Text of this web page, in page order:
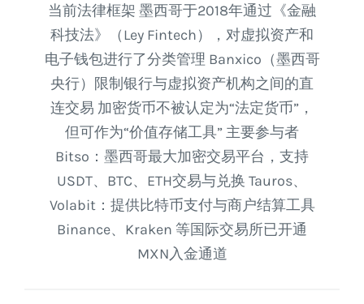
当前法律框架 墨西哥于2018年通过《金融
科技法》（Ley Fintech），对虚拟资产和
电子钱包进行了分类管理 Banxico（墨西哥
央行）限制银行与虚拟资产机构之间的直
连交易 加密货币不被认定为“法定货币”，
但可作为“价值存储工具” 主要参与者
Bitso：墨西哥最大加密交易平台，支持
USDT、BTC、ETH交易与兑换 Tauros、
Volabit：提供比特币支付与商户结算工具
Binance、Kraken 等国际交易所已开通
MXN入金通道